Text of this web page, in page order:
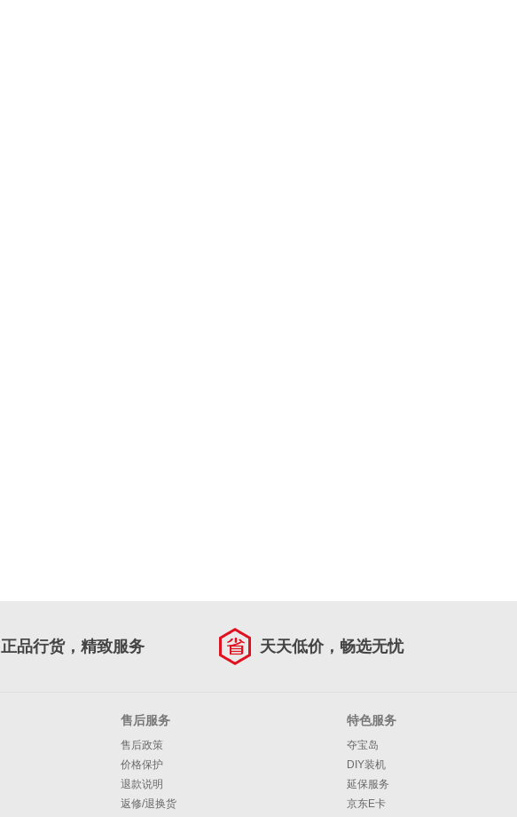
正品行货，精致服务 天天低价，畅选无忧
售后服务
售后政策
价格保护
退款说明
返修/退换货
特色服务
夺宝岛
DIY装机
延保服务
京东E卡